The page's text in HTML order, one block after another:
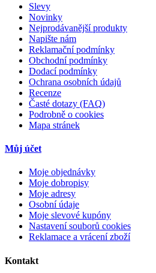
Slevy
Novinky
Nejprodávanější produkty
Napište nám
Reklamační podmínky
Obchodní podmínky
Dodací podmínky
Ochrana osobních údajů
Recenze
Časté dotazy (FAQ)
Podrobně o cookies
Mapa stránek
Můj účet
Moje objednávky
Moje dobropisy
Moje adresy
Osobní údaje
Moje slevové kupóny
Nastavení souborů cookies
Reklamace a vrácení zboží
Kontakt